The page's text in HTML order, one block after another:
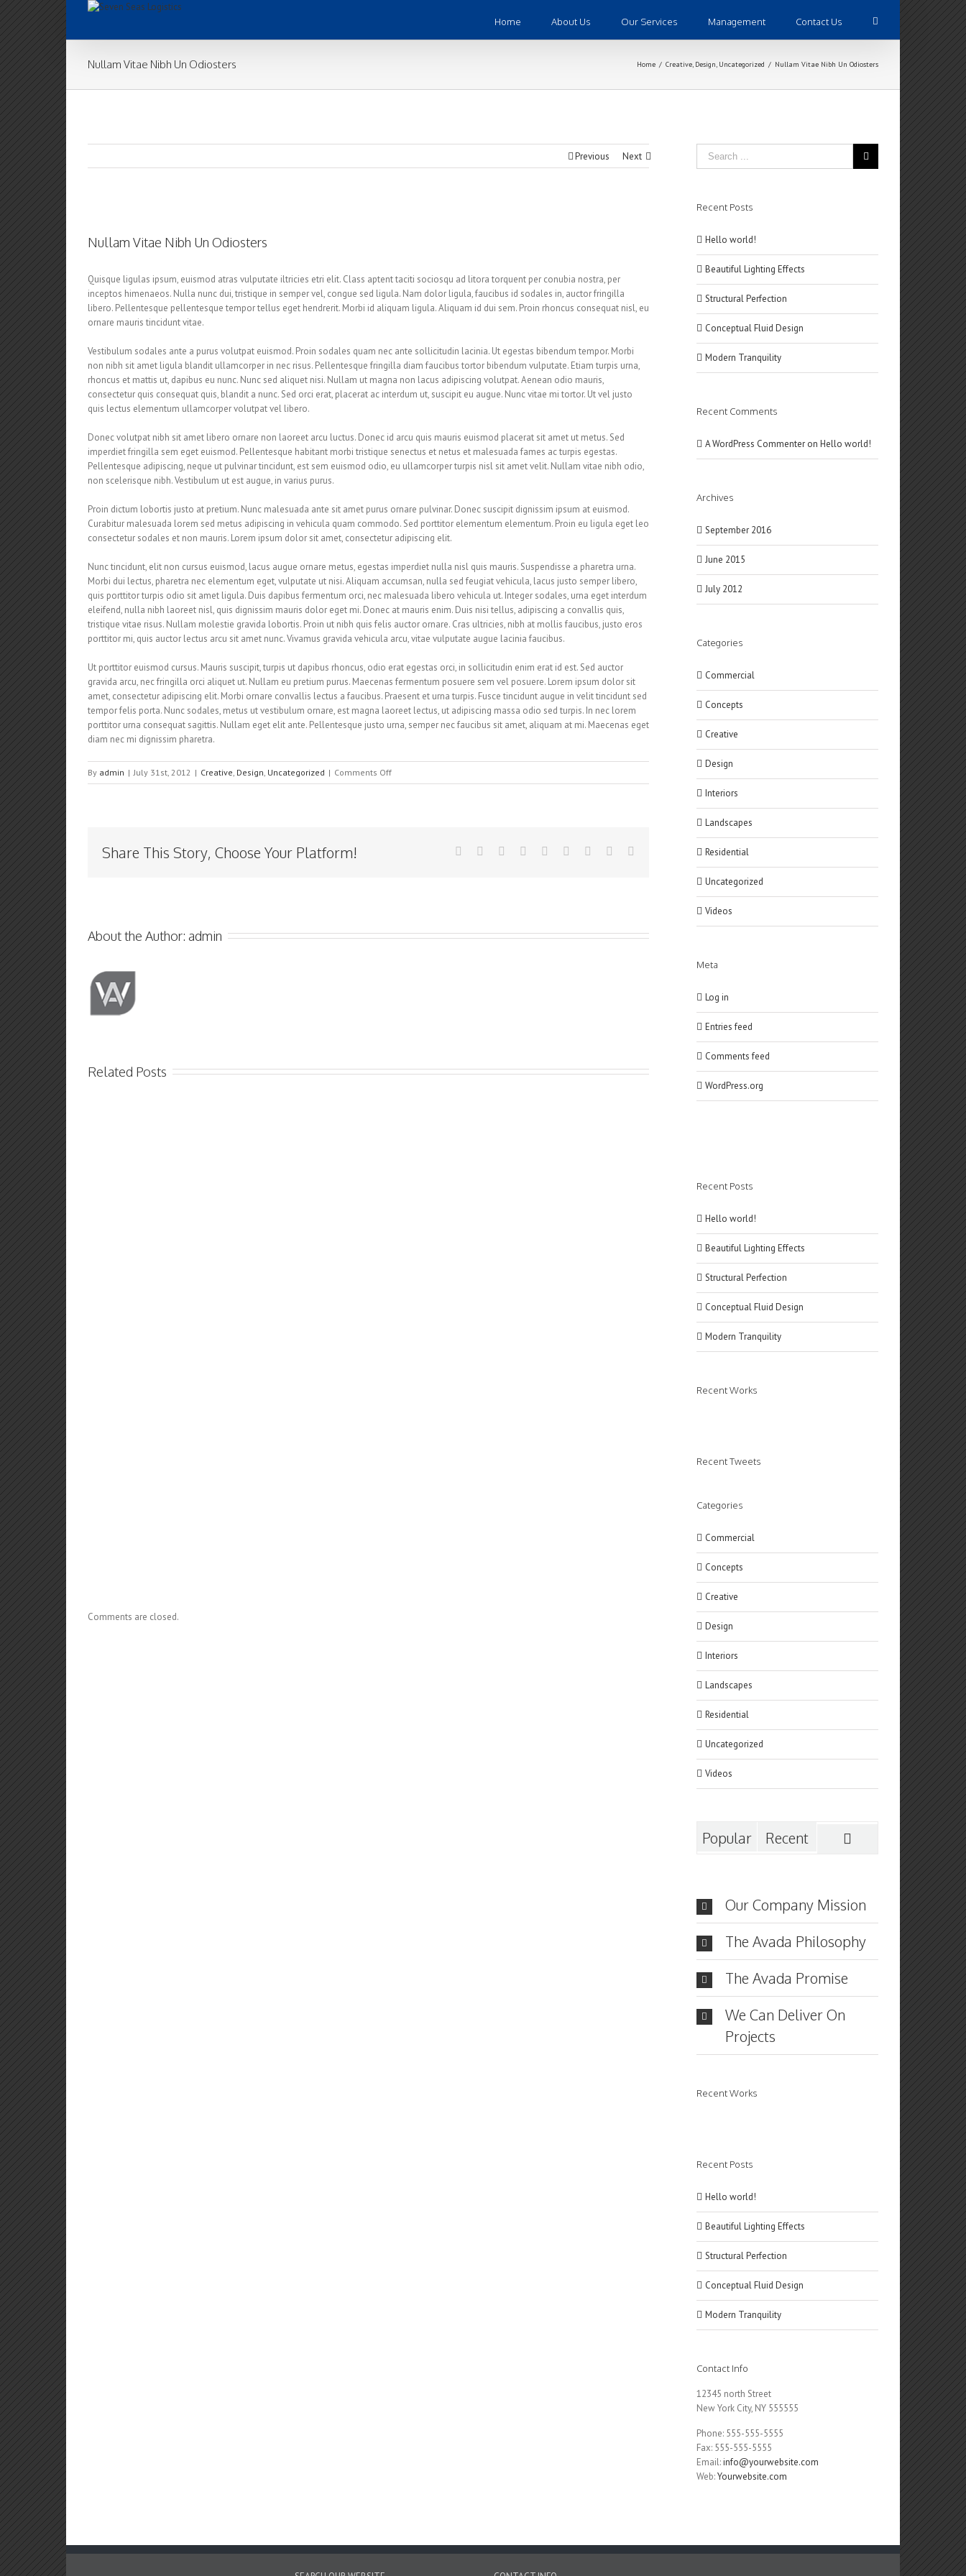
Home About Us Our Services Management Contact Us
Nullam Vitae Nibh Un Odiosters Home / Creative, Design, Uncategorized / Nullam Vitae Nibh Un Odiosters
Previous Next
Nullam Vitae Nibh Un Odiosters
Quisque ligulas ipsum, euismod atras vulputate iltricies etri elit. Class aptent taciti sociosqu ad litora torquent per conubia nostra, per
inceptos himenaeos. Nulla nunc dui, tristique in semper vel, congue sed ligula. Nam dolor ligula, faucibus id sodales in, auctor fringilla
libero. Pellentesque pellentesque tempor tellus eget hendrerit. Morbi id aliquam ligula. Aliquam id dui sem. Proin rhoncus consequat nisl, eu
ornare mauris tincidunt vitae.
Vestibulum sodales ante a purus volutpat euismod. Proin sodales quam nec ante sollicitudin lacinia. Ut egestas bibendum tempor. Morbi
non nibh sit amet ligula blandit ullamcorper in nec risus. Pellentesque fringilla diam faucibus tortor bibendum vulputate. Etiam turpis urna,
rhoncus et mattis ut, dapibus eu nunc. Nunc sed aliquet nisi. Nullam ut magna non lacus adipiscing volutpat. Aenean odio mauris,
consectetur quis consequat quis, blandit a nunc. Sed orci erat, placerat ac interdum ut, suscipit eu augue. Nunc vitae mi tortor. Ut vel justo
quis lectus elementum ullamcorper volutpat vel libero.
Donec volutpat nibh sit amet libero ornare non laoreet arcu luctus. Donec id arcu quis mauris euismod placerat sit amet ut metus. Sed
imperdiet fringilla sem eget euismod. Pellentesque habitant morbi tristique senectus et netus et malesuada fames ac turpis egestas.
Pellentesque adipiscing, neque ut pulvinar tincidunt, est sem euismod odio, eu ullamcorper turpis nisl sit amet velit. Nullam vitae nibh odio,
non scelerisque nibh. Vestibulum ut est augue, in varius purus.
Proin dictum lobortis justo at pretium. Nunc malesuada ante sit amet purus ornare pulvinar. Donec suscipit dignissim ipsum at euismod.
Curabitur malesuada lorem sed metus adipiscing in vehicula quam commodo. Sed porttitor elementum elementum. Proin eu ligula eget leo
consectetur sodales et non mauris. Lorem ipsum dolor sit amet, consectetur adipiscing elit.
Nunc tincidunt, elit non cursus euismod, lacus augue ornare metus, egestas imperdiet nulla nisl quis mauris. Suspendisse a pharetra urna.
Morbi dui lectus, pharetra nec elementum eget, vulputate ut nisi. Aliquam accumsan, nulla sed feugiat vehicula, lacus justo semper libero,
quis porttitor turpis odio sit amet ligula. Duis dapibus fermentum orci, nec malesuada libero vehicula ut. Integer sodales, urna eget interdum
eleifend, nulla nibh laoreet nisl, quis dignissim mauris dolor eget mi. Donec at mauris enim. Duis nisi tellus, adipiscing a convallis quis,
tristique vitae risus. Nullam molestie gravida lobortis. Proin ut nibh quis felis auctor ornare. Cras ultricies, nibh at mollis faucibus, justo eros
porttitor mi, quis auctor lectus arcu sit amet nunc. Vivamus gravida vehicula arcu, vitae vulputate augue lacinia faucibus.
Ut porttitor euismod cursus. Mauris suscipit, turpis ut dapibus rhoncus, odio erat egestas orci, in sollicitudin enim erat id est. Sed auctor
gravida arcu, nec fringilla orci aliquet ut. Nullam eu pretium purus. Maecenas fermentum posuere sem vel posuere. Lorem ipsum dolor sit
amet, consectetur adipiscing elit. Morbi ornare convallis lectus a faucibus. Praesent et urna turpis. Fusce tincidunt augue in velit tincidunt sed
tempor felis porta. Nunc sodales, metus ut vestibulum ornare, est magna laoreet lectus, ut adipiscing massa odio sed turpis. In nec lorem
porttitor urna consequat sagittis. Nullam eget elit ante. Pellentesque justo urna, semper nec faucibus sit amet, aliquam at mi. Maecenas eget
diam nec mi dignissim pharetra.
By admin | July 31st, 2012 | Creative, Design, Uncategorized | Comments Offon
Nullam
Share This Story, Choose Your Platform!
About the Author: admin
Related Posts
Comments are closed.
Recent Posts
Hello world!
Beautiful Lighting Effects
Structural Perfection
Conceptual Fluid Design
Modern Tranquility
Recent Comments
A WordPress Commenter on Hello world!
Archives
September 2016
June 2015
July 2012
Categories
Commercial
Concepts
Creative
Design
Interiors
Landscapes
Residential
Uncategorized
Videos
Meta
Log in
Entries feed
Comments feed
WordPress.org
Recent Posts
Hello world!
Beautiful Lighting Effects
Structural Perfection
Conceptual Fluid Design
Modern Tranquility
Recent Works
Recent Tweets
Categories
Commercial
Concepts
Creative
Design
Interiors
Landscapes
Residential
Uncategorized
Videos
Popular Recent
Our Company Mission
The Avada Philosophy
The Avada Promise
We Can Deliver On
Projects
Recent Works
Recent Posts
Hello world!
Beautiful Lighting Effects
Structural Perfection
Conceptual Fluid Design
Modern Tranquility
Contact Info
12345 north Street
New York City, NY 555555
Phone: 555-555-5555
Fax: 555-555-5555
Email:info@yourwebsite.com
Web:Yourwebsite.com